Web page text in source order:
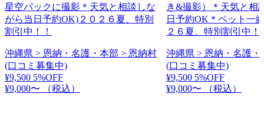
星空バックに撮影＊天気と相談しな
がら当日予約OK)２０２６夏、特別
割引中！！
沖縄県 > 恩納・名護・本部 > 恩納村
(口コミ募集中)
¥9,500 5%OFF
¥9,000〜
（税込）
き&撮影）＊天気と相
日予約OK＊ペット一
２６夏、特別割引中！
沖縄県 > 恩納・名護・
(口コミ募集中)
¥9,500 5%OFF
¥9,000〜
（税込）